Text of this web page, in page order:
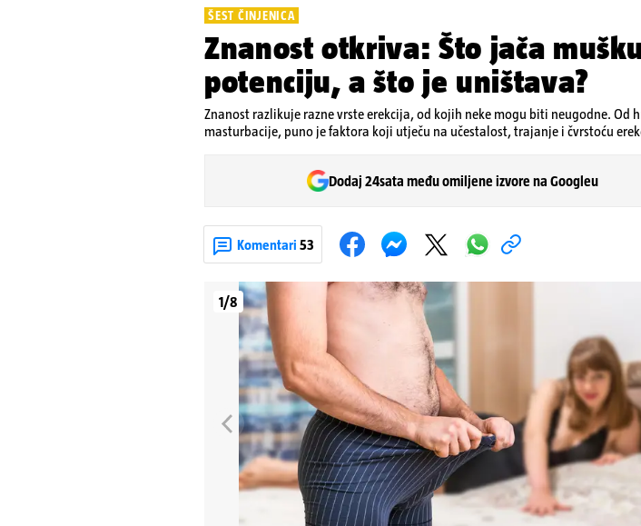
ŠEST ČINJENICA
Znanost otkriva: Što jača
potenciju, a što je uništava?
Znanost razlikuje razne vrste erekcija, od kojih neke mogu biti neugodne. Od
masturbacije, puno je faktora koji utječu na učestalost, trajanje i čvrstoću
Dodaj 24sata među omiljene izvore na Googleu
Komentari 53
1/8